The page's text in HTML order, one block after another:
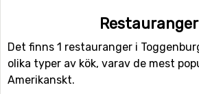
Restauranger
Det finns 1 restauranger i
olika typer av kök, varav de mest
Amerikanskt.